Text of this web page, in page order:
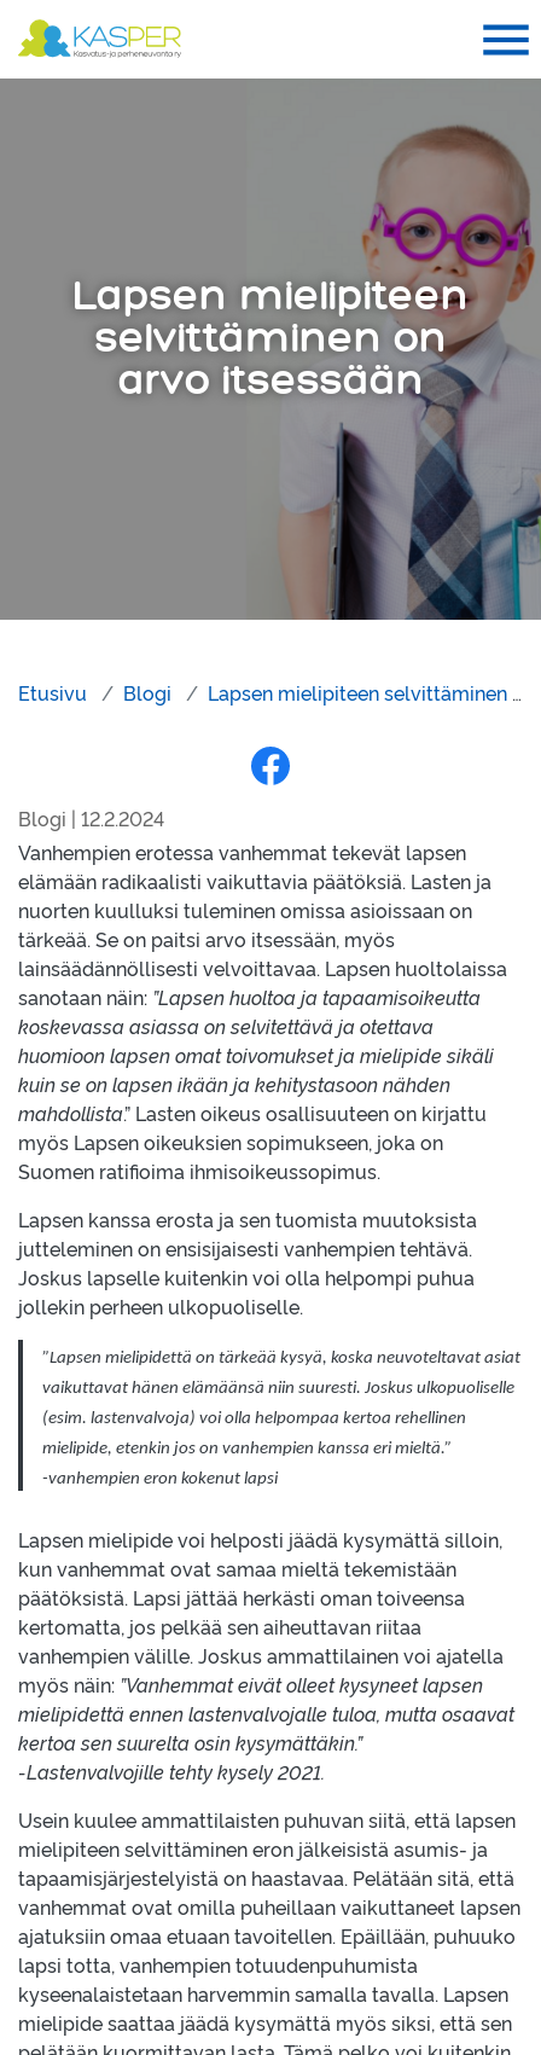
Suomen Kasper ry
Lapsen mielipiteen
selvittäminen on
arvo itsessään
Etusivu Blogi Lapsen mielipiteen selvittäminen on arvo itsessään
Blogi | 12.2.2024
Vanhempien erotessa vanhemmat tekevät lapsen
elämään radikaalisti vaikuttavia päätöksiä. Lasten ja
nuorten kuulluksi tuleminen omissa asioissaan on
tärkeää. Se on paitsi arvo itsessään, myös
lainsäädännöllisesti velvoittavaa. Lapsen huoltolaissa
sanotaan näin: ”Lapsen huoltoa ja tapaamisoikeutta
koskevassa asiassa on selvitettävä ja otettava
huomioon lapsen omat toivomukset ja mielipide sikäli
kuin se on lapsen ikään ja kehitystasoon nähden
mahdollista.” Lasten oikeus osallisuuteen on kirjattu
myös Lapsen oikeuksien sopimukseen, joka on
Suomen ratifioima ihmisoikeussopimus.
Lapsen kanssa erosta ja sen tuomista muutoksista
jutteleminen on ensisijaisesti vanhempien tehtävä.
Joskus lapselle kuitenkin voi olla helpompi puhua
jollekin perheen ulkopuoliselle.
”Lapsen mielipidettä on tärkeää kysyä, koska neuvoteltavat asiat
vaikuttavat hänen elämäänsä niin suuresti. Joskus ulkopuoliselle
(esim. lastenvalvoja) voi olla helpompaa kertoa rehellinen
mielipide, etenkin jos on vanhempien kanssa eri mieltä.”
-vanhempien eron kokenut lapsi
Lapsen mielipide voi helposti jäädä kysymättä silloin,
kun vanhemmat ovat samaa mieltä tekemistään
päätöksistä. Lapsi jättää herkästi oman toiveensa
kertomatta, jos pelkää sen aiheuttavan riitaa
vanhempien välille. Joskus ammattilainen voi ajatella
myös näin: ”Vanhemmat eivät olleet kysyneet lapsen
mielipidettä ennen lastenvalvojalle tuloa, mutta osaavat
kertoa sen suurelta osin kysymättäkin.”
-Lastenvalvojille tehty kysely 2021.
Usein kuulee ammattilaisten puhuvan siitä, että lapsen
mielipiteen selvittäminen eron jälkeisistä asumis- ja
tapaamisjärjestelyistä on haastavaa. Pelätään sitä, että
vanhemmat ovat omilla puheillaan vaikuttaneet lapsen
ajatuksiin omaa etuaan tavoitellen. Epäillään, puhuuko
lapsi totta, vanhempien totuudenpuhumista
kyseenalaistetaan harvemmin samalla tavalla. Lapsen
mielipide saattaa jäädä kysymättä myös siksi, että sen